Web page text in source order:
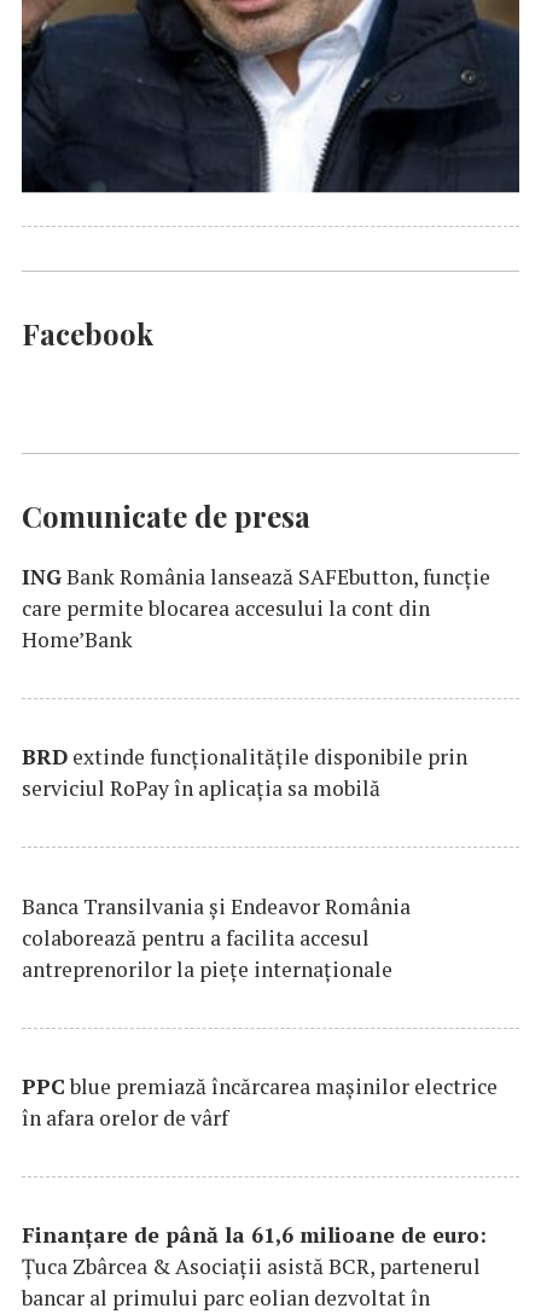
Facebook
Comunicate de presa
INGBank România lansează SAFEbutton, funcţie
care permite blocarea accesului la cont din
Home’Bank
BRD extinde funcţionalităţile disponibile prin
serviciul RoPay în aplicaţia sa mobilă
Banca Transilvania şi Endeavor România
colaborează pentru a facilita accesul
antreprenorilor la pieţe internaţionale
PPCblue premiază încărcarea maşinilor electrice
în afara orelor de vârf
Finanțare de până la 61,6 milioane de euro:
Țuca Zbârcea & Asociații asistă BCR, partenerul
bancar al primului parc eolian dezvoltat în